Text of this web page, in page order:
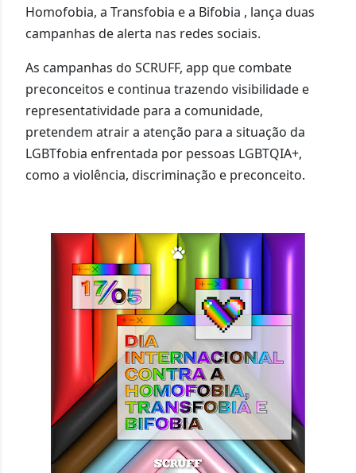
Homofobia, a Transfobia e a Bifobia , lança duas
campanhas de alerta nas redes sociais.
As campanhas do SCRUFF, app que combate
preconceitos e continua trazendo visibilidade e
representatividade para a comunidade,
pretendem atrair a atenção para a situação da
LGBTfobia enfrentada por pessoas LGBTQIA+,
como a violência, discriminação e preconceito.